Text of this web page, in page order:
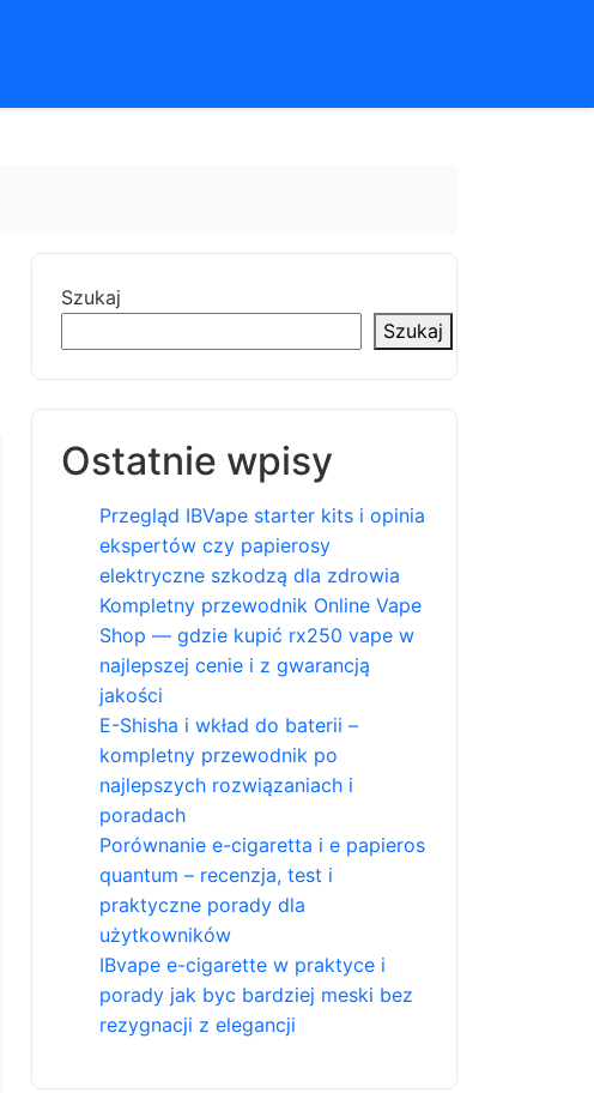
Szukaj
Szukaj
Ostatnie wpisy
Przegląd IBVape starter kits i opinia
ekspertów czy papierosy
elektryczne szkodzą dla zdrowia
Kompletny przewodnik Online Vape
Shop — gdzie kupić rx250 vape w
najlepszej cenie i z gwarancją
jakości
E-Shisha i wkład do baterii –
kompletny przewodnik po
najlepszych rozwiązaniach i
poradach
Porównanie e-cigaretta i e papieros
quantum – recenzja, test i
praktyczne porady dla
użytkowników
IBvape e-cigarette w praktyce i
porady jak byc bardziej meski bez
rezygnacji z elegancji